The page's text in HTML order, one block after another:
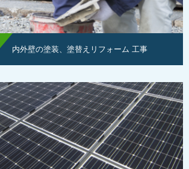
内外壁の塗装、塗替えリフォーム 工事